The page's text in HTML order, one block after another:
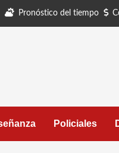
Pronóstico del tiempo
Policiales